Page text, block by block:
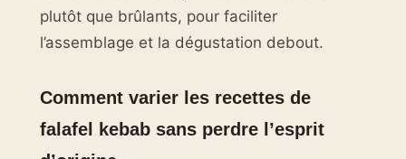
plutôt que brûlants, pour faciliter
l’assemblage et la dégustation debout.
Comment varier les recettes de
falafel kebab sans perdre l’esprit